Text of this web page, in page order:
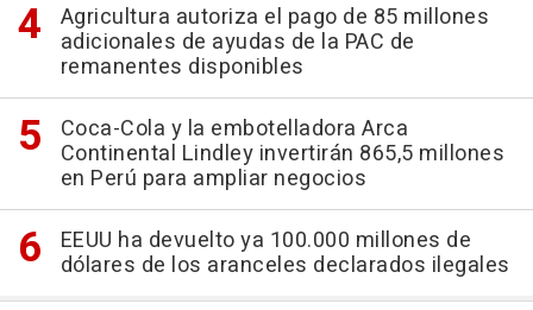
Agricultura autoriza el pago de 85 millones
adicionales de ayudas de la PAC de
remanentes disponibles
Coca-Cola y la embotelladora Arca
Continental Lindley invertirán 865,5 millones
en Perú para ampliar negocios
EEUU ha devuelto ya 100.000 millones de
dólares de los aranceles declarados ilegales